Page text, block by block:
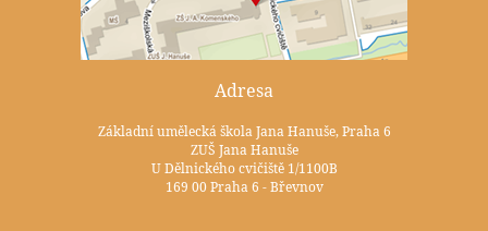
Adresa
Základní umělecká škola Jana Hanuše, Praha 6
ZUŠ Jana Hanuše
U Dělnického cvičiště 1/1100B
169 00 Praha 6 - Břevnov